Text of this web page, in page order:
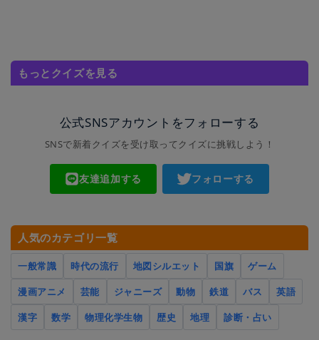
もっとクイズを見る
公式SNSアカウントをフォローする
SNSで新着クイズを受け取ってクイズに挑戦しよう！
友達追加する フォローする
人気のカテゴリ一覧
一般常識 時代の流行 地図シルエット 国旗
ゲーム
漫画アニメ
芸能 ジャニーズ 動物 鉄道 バス
英語
漢字
数学 物理化学生物 歴史 地理 診断・占い